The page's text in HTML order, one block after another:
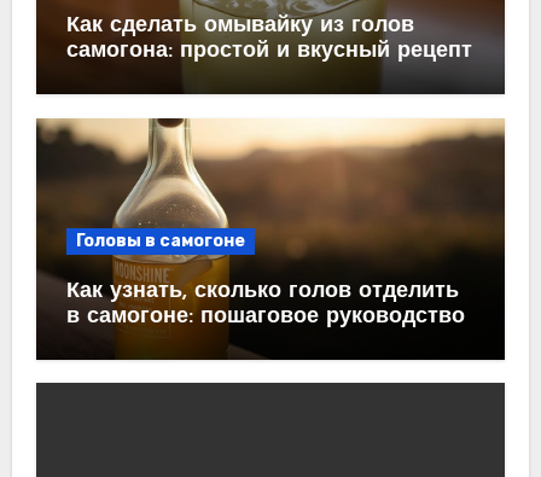
Как сделать омывайку из голов
самогона: простой и вкусный рецепт
Головы в самогоне
Как узнать, сколько голов отделить
в самогоне: пошаговое руководство